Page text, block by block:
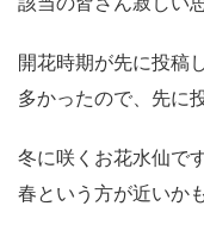
開花時期が先に投稿
多かったので、先に
冬に咲くお花水仙で
春という方が近いか